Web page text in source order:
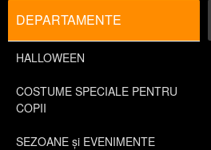
DEPARTAMENTE
HALLOWEEN
COSTUME SPECIALE PENTRU
COPII
SEZOANE și EVENIMENTE